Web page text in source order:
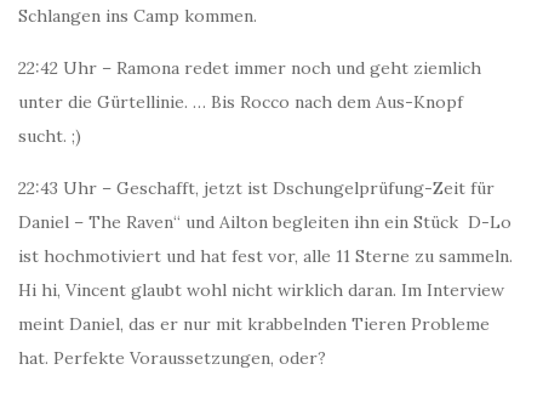
Schlangen ins Camp kommen.
22:42 Uhr – Ramona redet immer noch und geht ziemlich
unter die Gürtellinie. … Bis Rocco nach dem Aus-Knopf
sucht. ;)
22:43 Uhr – Geschafft, jetzt ist Dschungelprüfung-Zeit für
Daniel – The Raven“ und Ailton begleiten ihn ein Stück D-Lo
ist hochmotiviert und hat fest vor, alle 11 Sterne zu sammeln.
Hi hi, Vincent glaubt wohl nicht wirklich daran. Im Interview
meint Daniel, das er nur mit krabbelnden Tieren Probleme
hat. Perfekte Voraussetzungen, oder?